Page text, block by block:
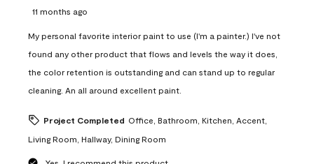
11 months ago
My personal favorite interior paint to use (I'm a painter.) I've not
found any other product that flows and levels the way it does,
the color retention is outstanding and can stand up to regular
cleaning. An all around excellent paint.
Project Completed Office, Bathroom, Kitchen, Accent,
Living Room, Hallway, Dining Room